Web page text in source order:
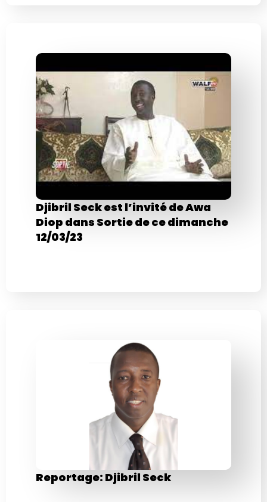
Djibril Seck est l’invité de Awa
Diop dans Sortie de ce dimanche
12/03/23
Reportage: Djibril Seck